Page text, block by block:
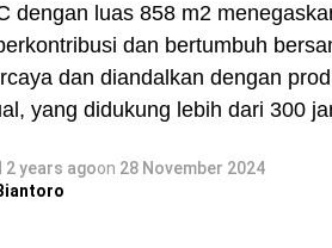
dengan luas 858 m2
dan bertumbuh
dan diandalkan dengan
yang didukung lebih dari 300
2 years agoon 28 November 2024